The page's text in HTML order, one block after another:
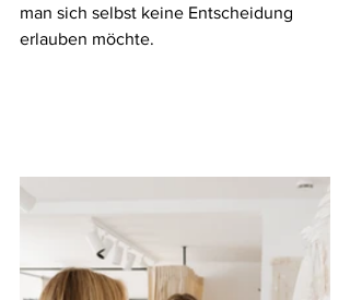
man sich selbst keine Entscheidung
erlauben möchte.